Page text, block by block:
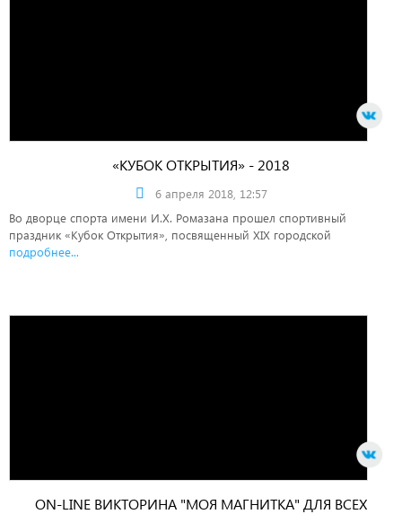
«КУБОК ОТКРЫТИЯ» - 2018
6 апреля 2018, 12:57
Во дворце спорта имени И.Х. Ромазана прошел спортивный
праздник «Кубок Открытия», посвященный XIX городской
подробнее...
ON-LINE ВИКТОРИНА "МОЯ МАГНИТКА" ДЛЯ ВСЕХ